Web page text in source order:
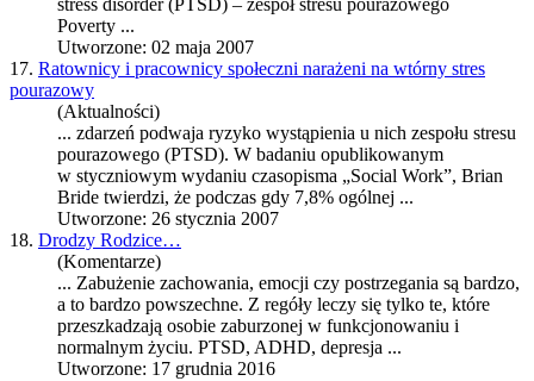
stress disorder (PTSD) – zespół stresu pourazowego
Poverty ...
Utworzone: 02 maja 2007
17. Ratownicy i pracownicy społeczni narażeni na wtórny stres
pourazowy
(Aktualności)
... zdarzeń podwaja ryzyko wystąpienia u nich zespołu stresu
pourazowego (PTSD). W badaniu opublikowanym
w styczniowym wydaniu czasopisma „Social Work”, Brian
Bride twierdzi, że podczas gdy 7,8% ogólnej ...
Utworzone: 26 stycznia 2007
18. Drodzy Rodzice…
(Komentarze)
... Zabużenie zachowania, emocji czy postrzegania są bardzo,
a to bardzo powszechne. Z regóły leczy się tylko te, które
przeszkadzają osobie zaburzonej w funkcjonowaniu i
normalnym życiu. PTSD, ADHD, depresja ...
Utworzone: 17 grudnia 2016